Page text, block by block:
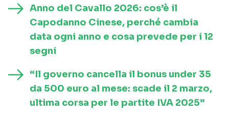
Anno del Cavallo 2026: cos’è il
Capodanno Cinese, perché cambia
data ogni anno e cosa prevede per i 12
segni
“Il governo cancella il bonus under 35
da 500 euro al mese: scade il 2 marzo,
ultima corsa per le partite IVA 2025”